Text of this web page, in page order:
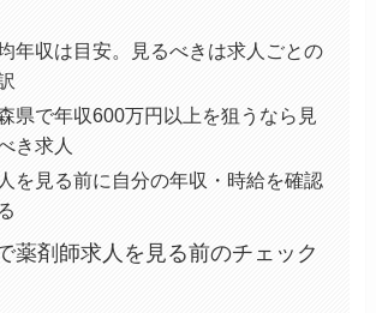
年収は目安。見るべきは求人ごとの
県で年収600万円以上を狙うなら見
き求人
を見る前に自分の年収・時給を確認
薬剤師求人を見る前のチェック